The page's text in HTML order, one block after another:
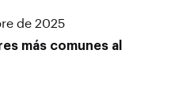
de 2025
más comunes al